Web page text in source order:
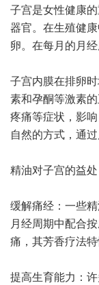
子宫是女性健康
器官。在生殖健
卵。在每月的月
子宫内膜在排卵
素和孕酮等激素
疼痛等症状，影
自然的方式，通
精油对子宫的益处
缓解痛经：一些
月经周期中配合
痛，其芳香疗法
提高生育能力：